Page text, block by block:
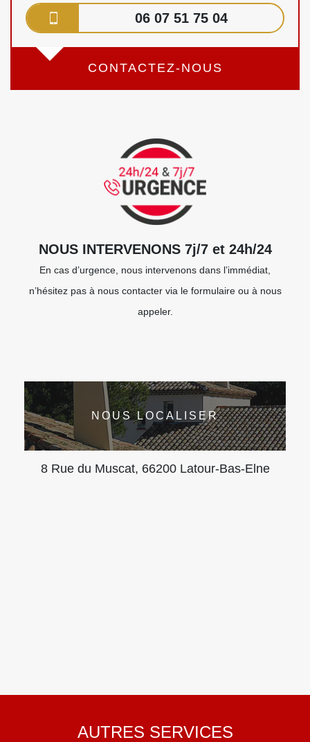
06 07 51 75 04
CONTACTEZ-NOUS
NOUS INTERVENONS 7j/7 et 24h/24
En cas d’urgence, nous intervenons dans l’immédiat,
n’hésitez pas à nous contacter via le formulaire ou à nous
appeler.
NOUS LOCALISER
8 Rue du Muscat, 66200 Latour-Bas-Elne
AUTRES SERVICES